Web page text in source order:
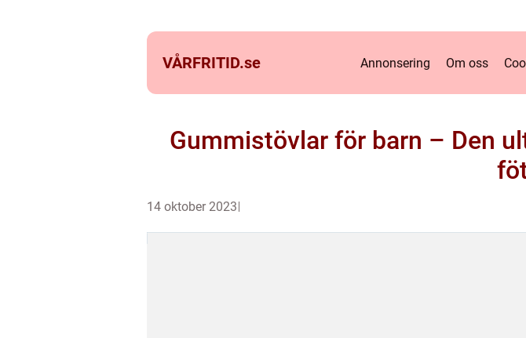
VÅRFRITID.se Annonsering Om oss
Gummistövlar för barn – Den
14 oktober 2023